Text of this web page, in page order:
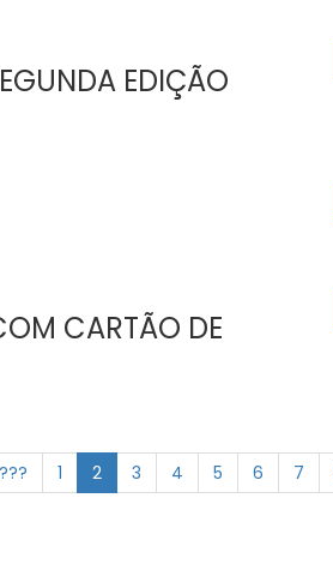
EDIÇÃO
CARTÃO DE
1 2 3 4 5 6 7